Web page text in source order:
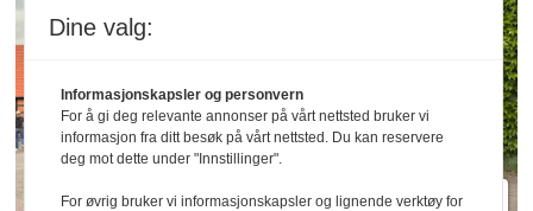
Dine valg:
Informasjonskapsler og personvern
For å gi deg relevante annonser på vårt nettsted bruker vi
informasjon fra ditt besøk på vårt nettsted. Du kan reservere
deg mot dette under "Innstillinger".
For øvrig bruker vi informasjonskapsler og lignende verktøy for